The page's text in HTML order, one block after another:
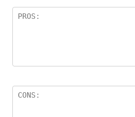
el